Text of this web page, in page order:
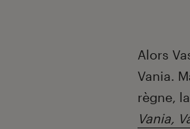
Alors
Vania.
règne,
Vania,